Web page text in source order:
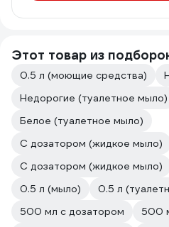
Этот товар из
0.5 л (моющие средства)
Недорогие (туалетное мыло)
Белое (туалетное мыло)
С дозатором (жидкое мыло)
С дозатором (жидкое мыло)
0.5 л (мыло)
0.5 л
500 мл с дозатором
500